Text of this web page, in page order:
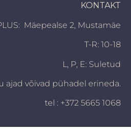
KONTAKT
Mäepealse 2, Mustamäe
T-R: 10-18
L, P, E: Suletud
ajad võivad pühadel erineda.
tel : +372 5665 1068